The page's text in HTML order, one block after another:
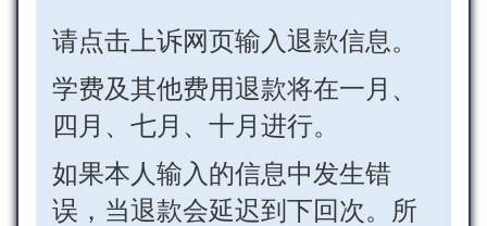
请点击上诉网页输入退款信息。
学费及其他费用退款将在一月、
四月、七月、十月进行。
如果本人输入的信息中发生错
误，当退款会延迟到下回次。所